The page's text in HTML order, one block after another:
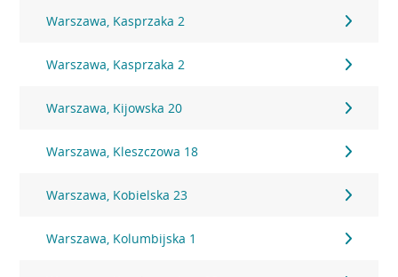
Warszawa, Kasprzaka 2
Warszawa, Kasprzaka 2
Warszawa, Kijowska 20
Warszawa, Kleszczowa 18
Warszawa, Kobielska 23
Warszawa, Kolumbijska 1